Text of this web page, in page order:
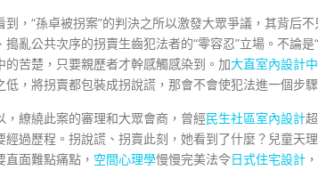
到，“孫卓被拐案”的判決之所以激發大眾爭議，其背后
搗亂公共次序的拐賣生齒犯法者的“零容忍”立場。不論
的苦楚，只要親歷者才幹感觸感染到。加大直室內設計
低，將拐賣都包裝成拐說謊，那會不會使犯法進一個步
，繚繞此案的審理和大眾會商，曾經民生社區室內設計
經過歷程。拐說謊、拐賣此刻，她看到了什麼？兒童天
直面難點痛點， 空間心理學慢慢完美法令日式住宅設計